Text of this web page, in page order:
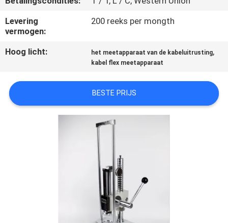
NIEUWS
VERZOEK
OM EEN
VR
Levering
vermogen:
200 reeks per mongth
Hoog licht: het meetapparaat van de kabeluitrusting,
kabel flex meetapparaat
BESTE PRIJS